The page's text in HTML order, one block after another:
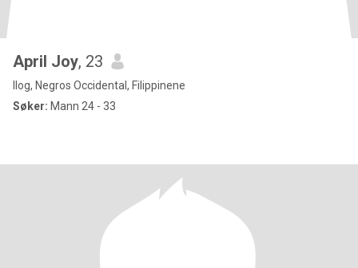
April Joy, 23
Ilog, Negros Occidental, Filippinene
Søker: Mann 24 - 33